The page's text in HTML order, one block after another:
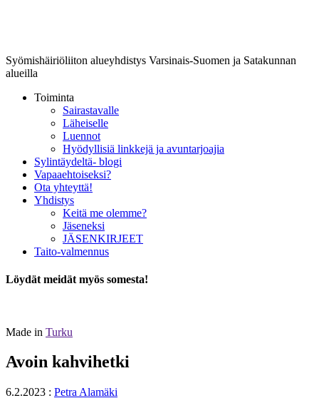
Syömishäiriöliiton alueyhdistys Varsinais-Suomen ja Satakunnan
alueilla
Toiminta
Sairastavalle
Läheiselle
Luennot
Hyödyllisiä linkkejä ja avuntarjoajia
Sylintäydeltä- blogi
Vapaaehtoiseksi?
Ota yhteyttä!
Yhdistys
Keitä me olemme?
Jäseneksi
JÄSENKIRJEET
Taito-valmennus
Löydät meidät myös somesta!
Made in Turku
Avoin kahvihetki
6.2.2023 : Petra Alamäki